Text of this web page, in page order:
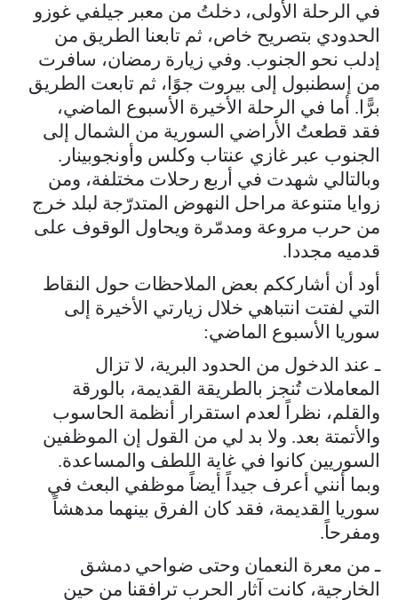
في الرحلة الأولى، دخلتُ من معبر جيلفي غوزو
الحدودي بتصريح خاص، ثم تابعنا الطريق من
إدلب نحو الجنوب. وفي زيارة رمضان، سافرت
من إسطنبول إلى بيروت جوًا، ثم تابعت الطريق
برًّا. أما في الرحلة الأخيرة الأسبوع الماضي،
فقد قطعتُ الأراضي السورية من الشمال إلى
الجنوب عبر غازي عنتاب وكلس وأونجوبينار.
وبالتالي شهدت في أربع رحلات مختلفة، ومن
زوايا متنوعة مراحل النهوض المتدرّجة لبلد خرج
من حرب مروعة ومدمّرة ويحاول الوقوف على
قدميه مجددا.
أود أن أشارككم بعض الملاحظات حول النقاط
التي لفتت انتباهي خلال زيارتي الأخيرة إلى
سوريا الأسبوع الماضي:
ـ عند الدخول من الحدود البرية، لا تزال
المعاملات تُنجز بالطريقة القديمة، بالورقة
والقلم، نظراً لعدم استقرار أنظمة الحاسوب
والأتمتة بعد. ولا بد لي من القول إن الموظفين
السوريين كانوا في غاية اللطف والمساعدة.
وبما أنني أعرف جيداً أيضاً موظفي البعث في
سوريا القديمة، فقد كان الفرق بينهما مدهشاً
ومفرحاً.
ـ من معرة النعمان وحتى ضواحي دمشق
الخارجية، كانت آثار الحرب ترافقنا من حين